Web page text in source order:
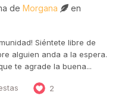
de Morgana en
Siéntete libre de
alguien anda a la espera.
te agrade la buena...
2